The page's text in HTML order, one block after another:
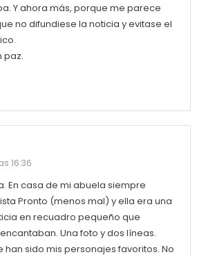
Y ahora más, porque me parece
no difundiese la noticia y evitase el
paz.
16:36
En casa de mi abuela siempre
Pronto (menos mal) y ella era una
en recuadro pequeño que
Una foto y dos líneas.
han sido mis personajes favoritos. No